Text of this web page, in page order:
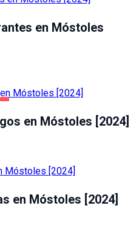
en Móstoles
en Móstoles [2024]
en Móstoles [2024]